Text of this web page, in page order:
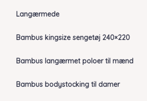
Langærmede
Bambus kingsize sengetøj 240×220
Bambus langærmet poloer til mænd
Bambus bodystocking til damer